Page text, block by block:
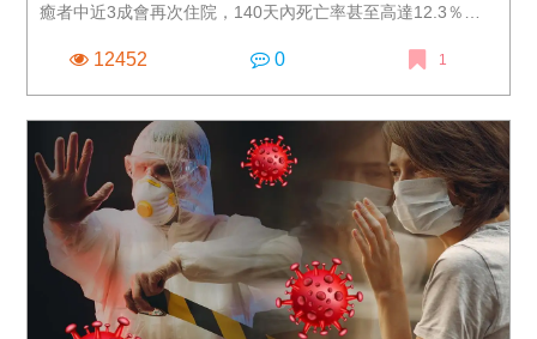
癒者中近3成會再次住院，140天內死亡率甚至高達12.3％，
細究這項研究前，需先釐清的是，以上數據是從英國47,780位
新冠肺炎「住院患者」統計而來，平均年齡為64.5歲較年長，
重症患者占比也高，首次住院時曾進入加護病房的案例更有
4,745例，佔9.9％，在各界積極與病毒賽跑時，媒體實不應斷
章取義，製造恐慌。
12452 0 1